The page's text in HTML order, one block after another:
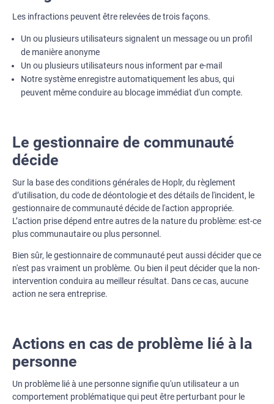
Les infractions peuvent être relevées de trois façons.
Un ou plusieurs utilisateurs signalent un message ou un profil
de manière anonyme
Un ou plusieurs utilisateurs nous informent par e-mail
Notre système enregistre automatiquement les abus, qui
peuvent même conduire au blocage immédiat d'un compte.
Le gestionnaire de communauté
décide
Sur la base des conditions générales de Hoplr, du règlement
d’utilisation, du code de déontologie et des détails de l'incident, le
gestionnaire de communauté décide de l'action appropriée.
L’action prise dépend entre autres de la nature du problème: est-ce
plus communautaire ou plus personnel.
Bien sûr, le gestionnaire de communauté peut aussi décider que ce
n'est pas vraiment un problème. Ou bien il peut décider que la non-
intervention conduira au meilleur résultat. Dans ce cas, aucune
action ne sera entreprise.
Actions en cas de problème lié à la
personne
Un problème lié à une personne signifie qu'un utilisateur a un
comportement problématique qui peut être perturbant pour le